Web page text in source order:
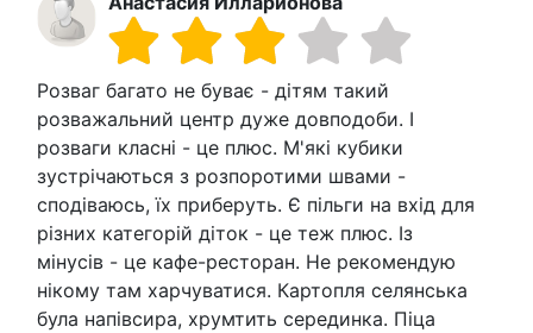
Розваг багато не буває - дітям такий
розважальний центр дуже довподоби. І
розваги класні - це плюс. М'які кубики
зустрічаються з розпоротими швами -
сподіваюсь, їх приберуть. Є пільги на вхід для
різних категорій діток - це теж плюс. Із
мінусів - це кафе-ресторан. Не рекомендую
нікому там харчуватися. Картопля селянська
була напівсира, хрумтить серединка. Піца